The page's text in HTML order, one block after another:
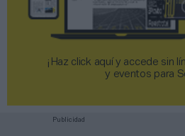
¡Haz click aquí y accede sin
y eventos para
Publicidad